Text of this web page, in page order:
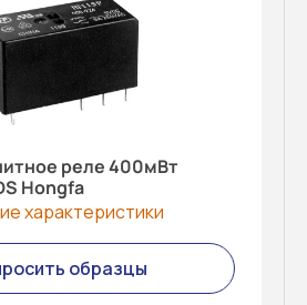
реле 400мВт
Hongfa
характеристики
образцы